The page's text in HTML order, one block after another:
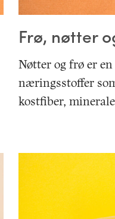
Frø, nøtter
Nøtter og frø er
næringsstoffer
kostfiber,